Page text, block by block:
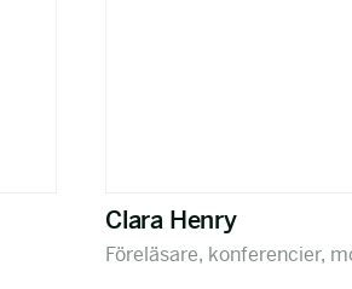
Clara Henry
Föreläsare, konferencier,